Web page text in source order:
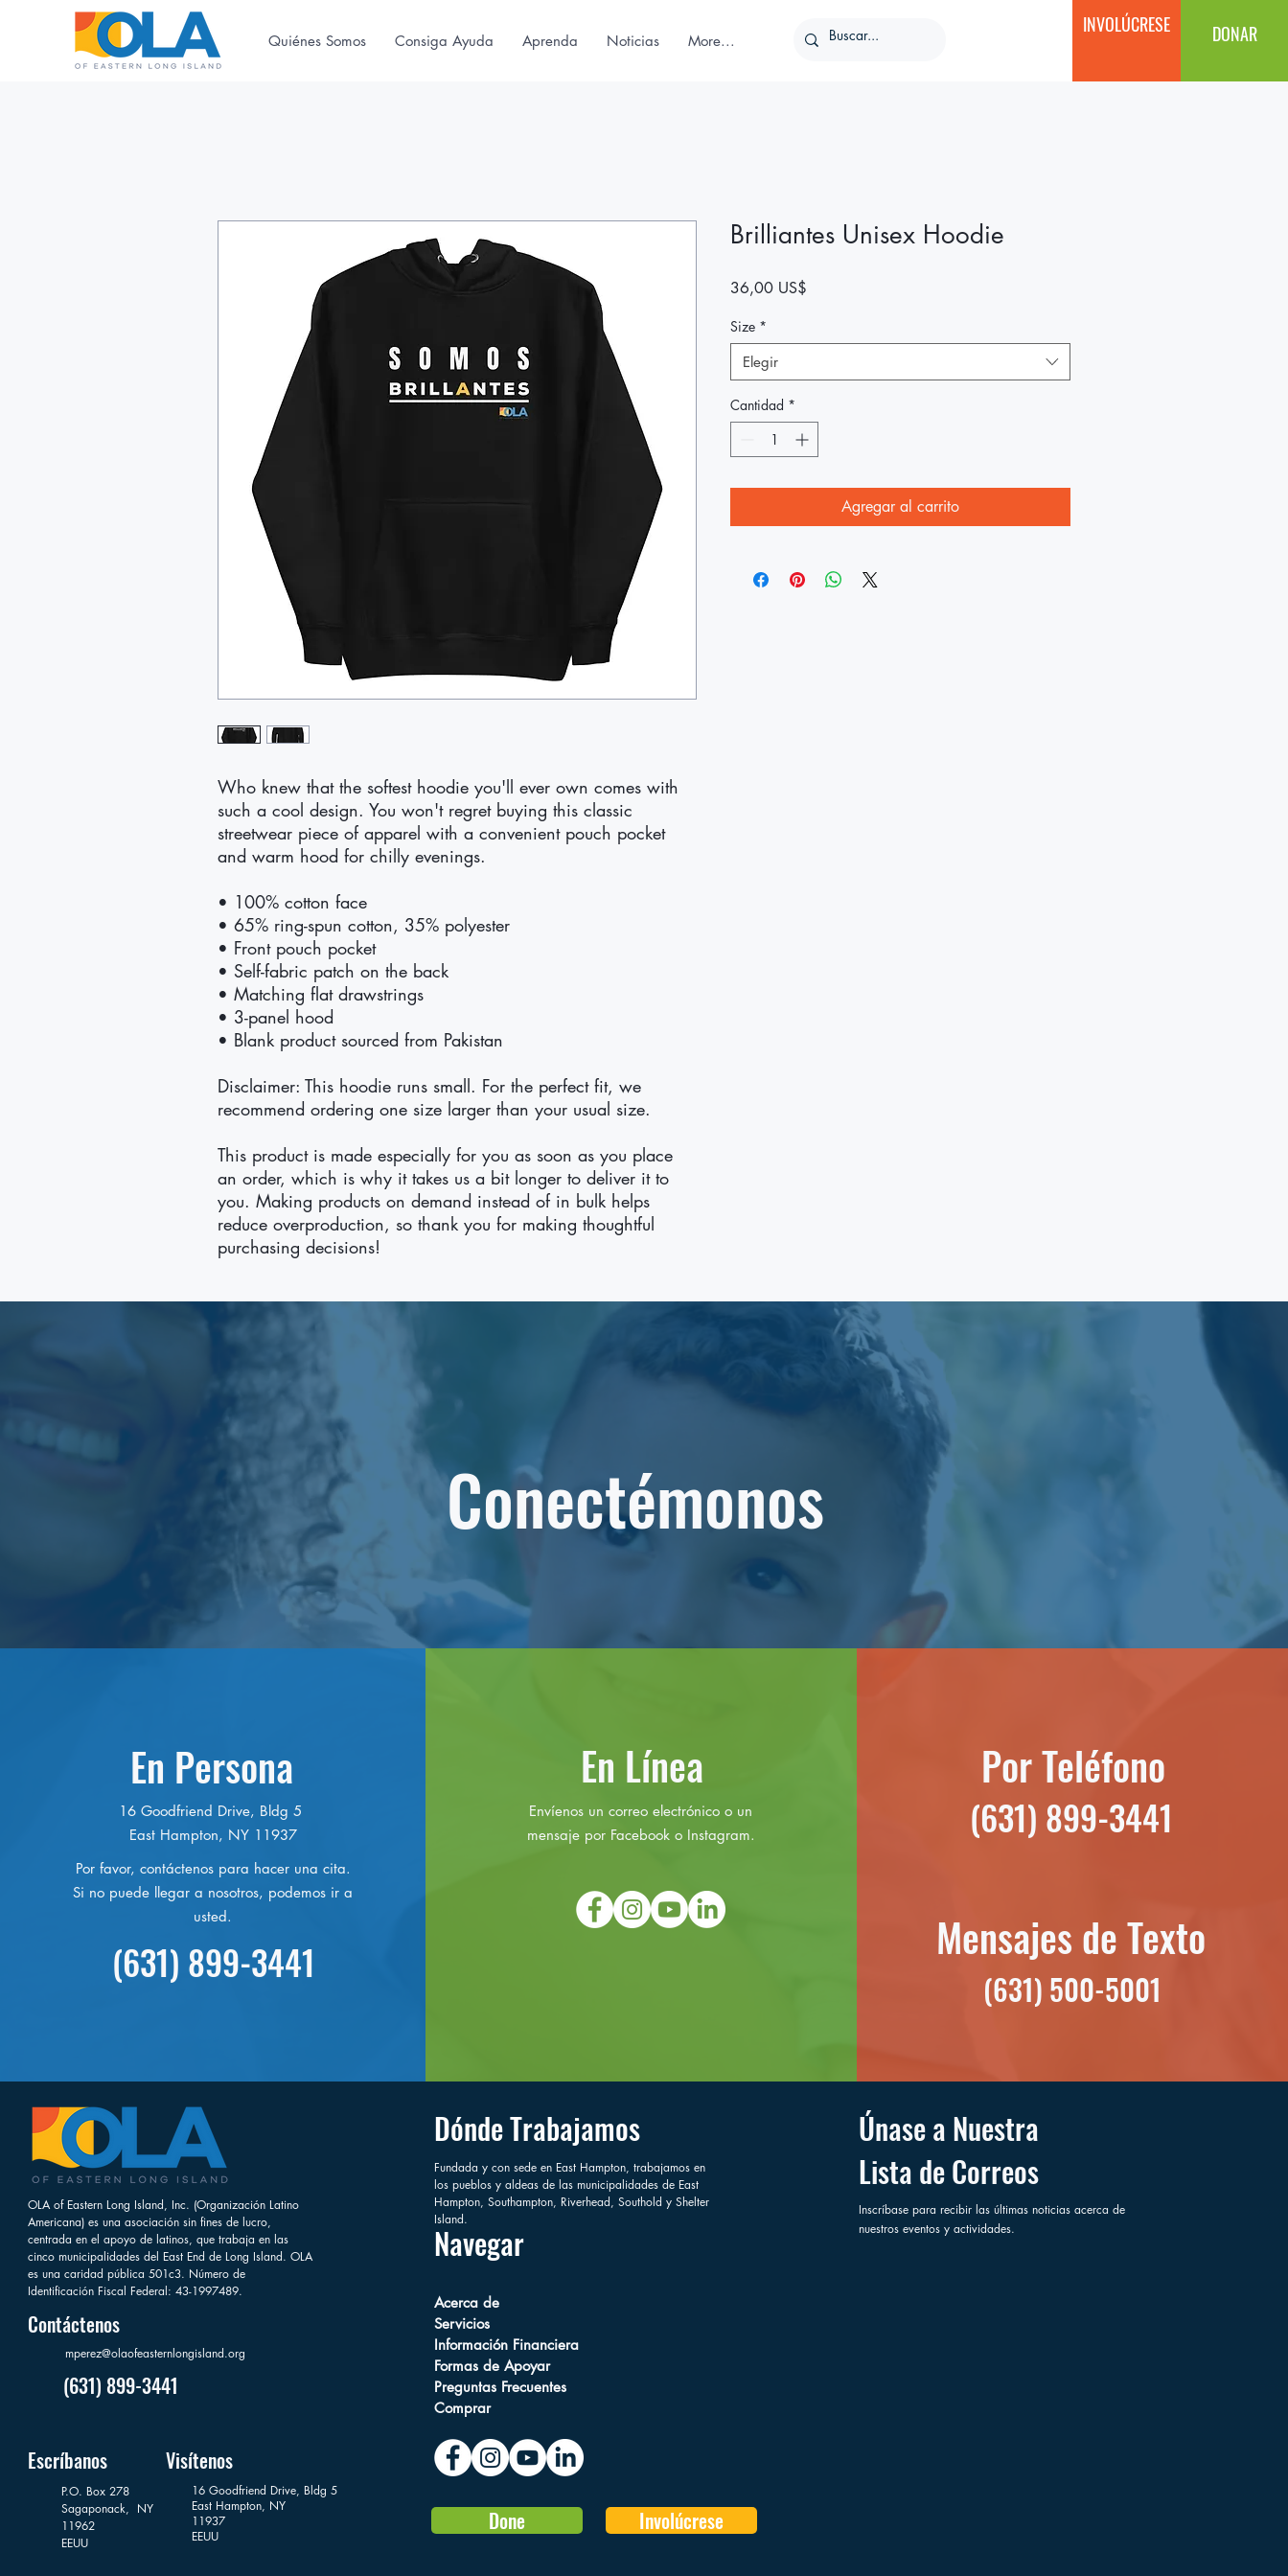
Quiénes Somos Consiga Ayuda Aprenda Noticias More...
INVOLÚCRESE DONAR
Who knew that the softest hoodie you'll ever own comes with
such a cool design. You won't regret buying this classic
streetwear piece of apparel with a convenient pouch pocket
and warm hood for chilly evenings.
• 100% cotton face
• 65% ring-spun cotton, 35% polyester
• Front pouch pocket
• Self-fabric patch on the back
• Matching flat drawstrings
• 3-panel hood
• Blank product sourced from Pakistan
Disclaimer: This hoodie runs small. For the perfect fit, we
recommend ordering one size larger than your usual size.
This product is made especially for you as soon as you place
an order, which is why it takes us a bit longer to deliver it to
you. Making products on demand instead of in bulk helps
reduce overproduction, so thank you for making thoughtful
purchasing decisions!
Brilliantes Unisex Hoodie
36,00 US$
Size *
Elegir
Cantidad *
Agregar al carrito
Conectémonos
En Persona
16 Goodfriend Drive, Bldg 5
East Hampton, NY 11937
Por favor, contáctenos para hacer una cita.
Si no puede llegar a nosotros, podemos ir a
usted.
(631) 899-3441
En Línea
Envíenos un correo electrónico o un
mensaje por Facebook o Instagram.
Por Teléfono
(631) 899-3441
Mensajes de Texto
(631) 500-5001
OLA of Eastern Long Island, Inc. (Organización Latino
Americana) es una asociación sin fines de lucro,
centrada en el apoyo de latinos, que trabaja en las
cinco municipalidades del East End de Long Island. OLA
es una caridad pública 501c3. Número de
Identificación Fiscal Federal: 43-1997489.
Contáctenos
mperez@olaofeasternlongisland.org
(631) 899-3441
Escríbanos Visítenos
P.O. Box 278
Sagaponack, NY
11962
EEUU
16 Goodfriend Drive, Bldg 5
East Hampton, NY
11937
EEUU
Navegar
Dónde Trabajamos
Fundada y con sede en East Hampton, trabajamos en
los pueblos y aldeas de las municipalidades de East
Hampton, Southampton, Riverhead, Southold y Shelter
Island.
Acerca de
Servicios
Información Financiera
Formas de Apoyar
Preguntas Frecuentes
Comprar
Done Involúcrese
Únase a Nuestra
Lista de Correos
Inscríbase para recibir las últimas noticias acerca de
nuestros eventos y actividades.